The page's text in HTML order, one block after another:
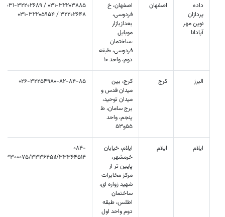
داده
پردازان
نوین مهر
آپادانا
اصفهان
اصفهان، خ
فردوسی،
بعدازبازار
موبایل
،ساختمان
فردوسی، طبقه
دوم، واحد 10
32202648 / 031-32205954
البرز کرج
کرج، بين
ميدان قدس و
ميدان توحيد،
برج سامان، ط
پنجم، واحد
55و53
026-32254980-82-84-85
ایلام ایلام
ایلام، خیابان
خرمشهر،
پایین تر از
مرکز مخابرات
شهید زواره ای،
ساختمان
اطلس، طبقه
دوم واحد اول
084-
33364511/33364514